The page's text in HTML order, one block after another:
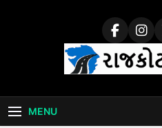
Rajkot
MENU